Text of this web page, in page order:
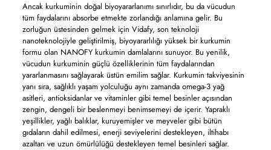
Ancak kurkuminin doğal biyoyararlanımı sınırlıdır, bu da vücudun
tüm faydalarını absorbe etmekte zorlandığı anlamına gelir. Bu
zorluğun üstesinden gelmek için Vidafy, son teknoloji
nanoteknolojiyle geliştirilmiş, biyoyararlılığı yüksek bir kurkumin
formu olan NANOFY kurkumin damlalarını sunuyor. Bu yenilik,
vücudun kurkuminin güçlü özelliklerinin tüm faydalarından
yararlanmasını sağlayarak üstün emilim sağlar. Kurkumin takviyesinin
yanı sıra, sağlıklı yaşam yolculuğu aynı zamanda omega-3 yağ
asitleri, antioksidanlar ve vitaminler gibi temel besinler açısından
zengin, dengeli bir beslenmeyi benimsemeyi de içerir. Yapraklı
yeşillikler, yağlı balıklar, kuruyemişler ve meyveler gibi bütün
gıdaların dahil edilmesi, enerji seviyelerini destekleyen, iltihabı
azaltan ve uzun ömürlülüğü destekleyen temel besinleri sağlar.